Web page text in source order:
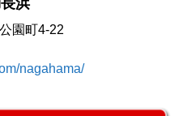
園町4-22
nagahama/